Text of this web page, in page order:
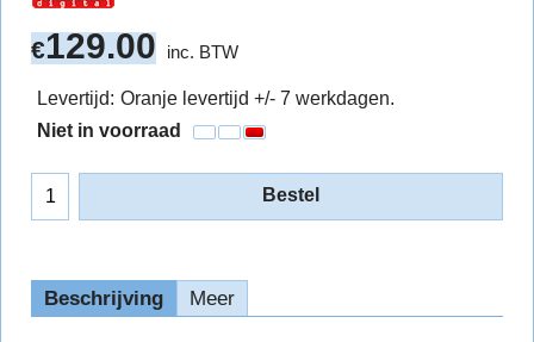
€129.00 inc. BTW
Levertijd: Oranje levertijd +/- 7 werkdagen.
Niet in voorraad
Bestel
Beschrijving Meer